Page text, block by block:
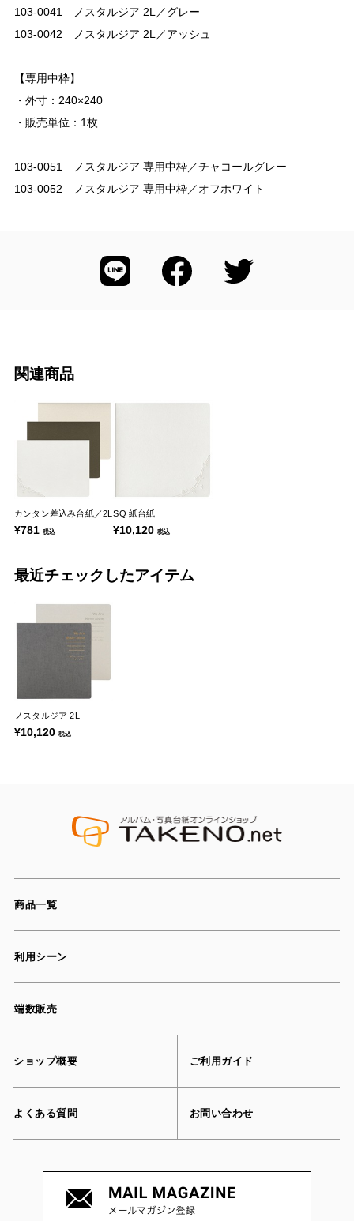
103-0041 ノスタルジア 2L／グレー
103-0042 ノスタルジア 2L／アッシュ
【専用中枠】
・外寸：240×240
・販売単位：1枚
103-0051 ノスタルジア 専用中枠／チャコールグレー
103-0052 ノスタルジア 専用中枠／オフホワイト
関連商品
カンタン差込み台紙／2L
¥781 税込
SQ 紙台紙
¥10,120税込
最近チェックしたアイテム
ノスタルジア 2L
¥10,120 税込
商品一覧
利用シーン
端数販売
ショップ概要 ご利用ガイド
よくある質問 お問い合わせ